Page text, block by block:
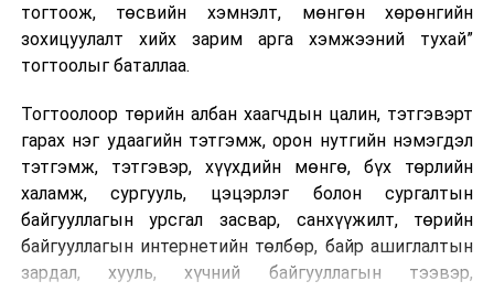
Мароккогийн дуудлагын төвүүдийн орлогын 80 гаруй
хувь Францын зах зээлээс бүрддэг бөгөөд тус улсын
40–50 мянган ажлын байр эрсдэлд орж болзошгүйг
тогтоож, төсвийн хэмнэлт, мөнгөн хөрөнгийн
зохицуулалт хийх зарим арга хэмжээний тухай”
тогтоолыг баталлаа.
Тогтоолоор төрийн албан хаагчдын цалин, тэтгэвэрт
гарах нэг удаагийн тэтгэмж, орон нутгийн нэмэгдэл
тэтгэмж, тэтгэвэр, хүүхдийн мөнгө, бүх төрлийн
халамж, сургууль, цэцэрлэг болон сургалтын
байгууллагын урсгал засвар, санхүүжилт, төрийн
байгууллагын интернетийн төлбөр, байр ашиглалтын
зардал, хууль, хүчний байгууллагын тээвэр,